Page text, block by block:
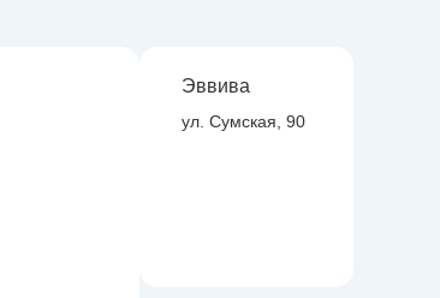
Эввива
ул. Сумская, 90